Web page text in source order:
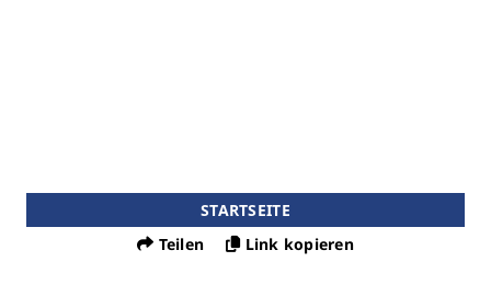
STARTSEITE
Teilen
Link kopieren